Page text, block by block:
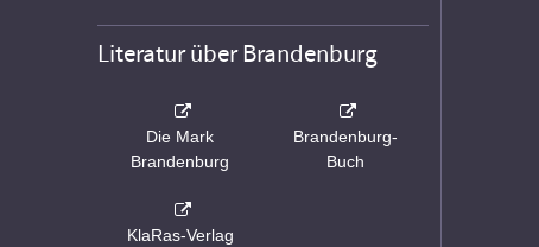
Literatur über Brandenburg
Die Mark
Brandenburg
Brandenburg-
Buch
KlaRas-Verlag